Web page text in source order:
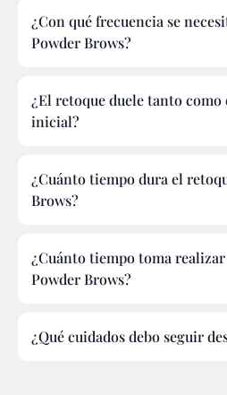
¿Con qué frecuencia se
Powder Brows?
¿El retoque duele tanto
inicial?
¿Cuánto tiempo dura el
Brows?
¿Cuánto tiempo toma
Powder Brows?
¿Qué cuidados debo seguir